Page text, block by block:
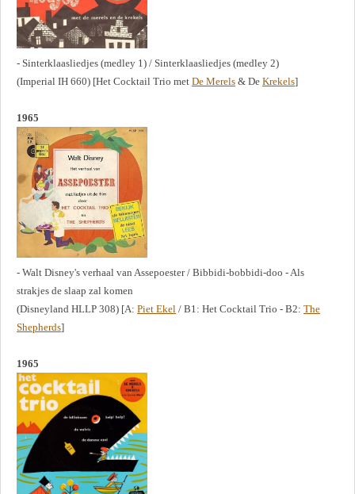
- Sinterklaasliedjes (medley 1) / Sinterklaasliedjes (medley 2)
(Imperial IH 660) [Het Cocktail Trio met De Merels & De Krekels]
1965
- Walt Disney's verhaal van Assepoester / Bibbidi-bobbidi-doo - Als
strakjes de slaap zal komen
(Disneyland HLLP 308) [A: Piet Ekel / B1: Het Cocktail Trio - B2: The
Shepherds]
1965